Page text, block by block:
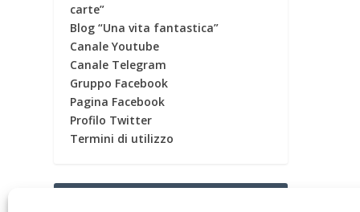
carte”
Blog “Una vita fantastica”
Canale Youtube
Canale Telegram
Gruppo Facebook
Pagina Facebook
Profilo Twitter
Termini di utilizzo